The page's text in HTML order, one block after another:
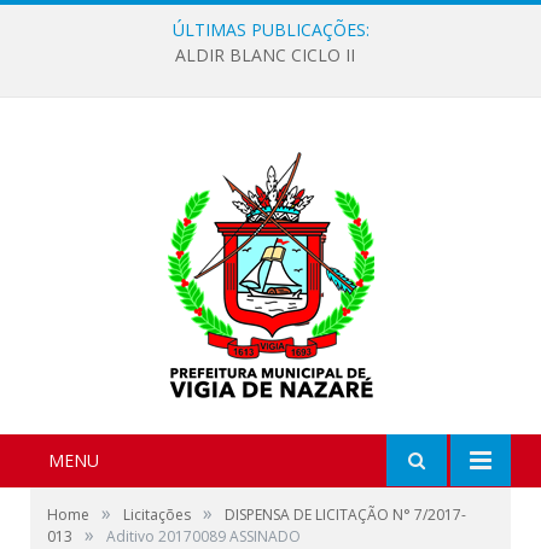
ÚLTIMAS PUBLICAÇÕES:
ALDIR BLANC CICLO II
MENU
Home » Licitações »
DISPENSA DE LICITAÇÃO N° 7/2017-
013
» Aditivo 20170089 ASSINADO